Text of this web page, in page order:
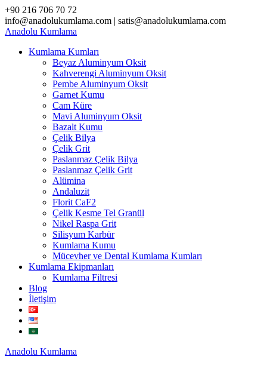
Skip
to
content
+90 216 706 70 72
info@anadolukumlama.com | satis@anadolukumlama.com
Anadolu Kumlama
Kumlama Kumları
Beyaz Aluminyum Oksit
Kahverengi Aluminyum Oksit
Pembe Aluminyum Oksit
Garnet Kumu
Cam Küre
Mavi Aluminyum Oksit
Bazalt Kumu
Çelik Bilya
Çelik Grit
Paslanmaz Çelik Bilya
Paslanmaz Çelik Grit
Alümina
Andaluzit
Florit CaF2
Çelik Kesme Tel Granül
Nikel Raspa Grit
Silisyum Karbür
Kumlama Kumu
Mücevher ve Dental Kumlama Kumları
Kumlama Ekipmanları
Kumlama Filtresi
Blog
İletişim
Anadolu Kumlama